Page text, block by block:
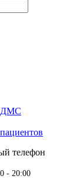
ДМС
телефон
- 20:00